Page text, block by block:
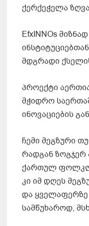
ქერქეჭელა
EfxINNOs
მდგრადი
პროექტი
მჭიდრო
ინოვაციების
ჩემი მეგზური
რადგან ზოგჯერ
ქართულ
კი იმ დღეს
და ყველაფერზე
სამწუხაროდ,